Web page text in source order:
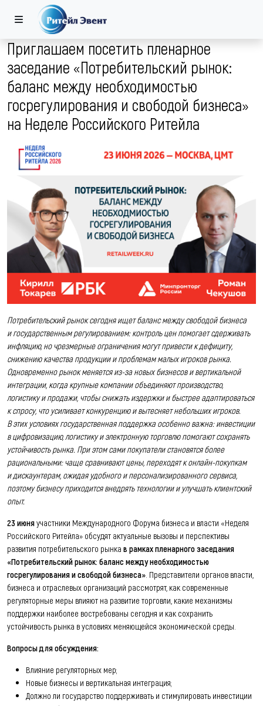
Приглашаем посетить пленарное
заседание «Потребительский рынок:
баланс между необходимостью
госрегулирования и свободой бизнеса»
на Неделе Российского Ритейла
Потребительский рынок сегодня ищет баланс между свободой бизнеса
и государственным регулированием: контроль цен помогает сдерживать
инфляцию, но чрезмерные ограничения могут привести к дефициту,
снижению качества продукции и проблемам малых игроков рынка.
Одновременно рынок меняется из-за новых бизнесов и вертикальной
интеграции, когда крупные компании объединяют производство,
логистику и продажи, чтобы снижать издержки и быстрее адаптироваться
к спросу, что усиливает конкуренцию и вытесняет небольших игроков.
В этих условиях государственная поддержка особенно важна: инвестиции
в цифровизацию, логистику и электронную торговлю помогают сохранять
устойчивость рынка. При этом сами покупатели становятся более
рациональными: чаще сравнивают цены, переходят к онлайн-покупкам
и дискаунтерам, ожидая удобного и персонализированного сервиса,
поэтому бизнесу приходится внедрять технологии и улучшать клиентский
опыт.
23 июняучастники Международного Форума бизнеса и власти «Неделя
Российского Ритейла» обсудят актуальные вызовы и перспективы
развития потребительского рынка в рамках пленарного заседания
«Потребительский рынок: баланс между необходимостью
госрегулирования и свободой бизнеса» . Представители органов власти,
бизнеса и отраслевых организаций рассмотрят, как современные
регуляторные меры влияют на развитие торговли, какие механизмы
поддержки наиболее востребованы сегодня и как сохранить
устойчивость рынка в условиях меняющейся экономической среды.
Вопросы для обсуждения:
Влияние регуляторных мер;
Новые бизнесы и вертикальная интеграция;
Должно ли государство поддерживать и стимулировать инвестиции